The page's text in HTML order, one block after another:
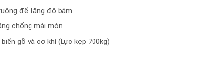
để tăng độ bám
chống mài mòn
gỗ và cơ khí (Lực kẹp 700kg)